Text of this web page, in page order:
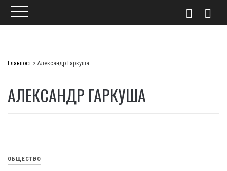
Главпост > Александр Гаркуша
АЛЕКСАНДР ГАРКУША
ОБЩЕСТВО